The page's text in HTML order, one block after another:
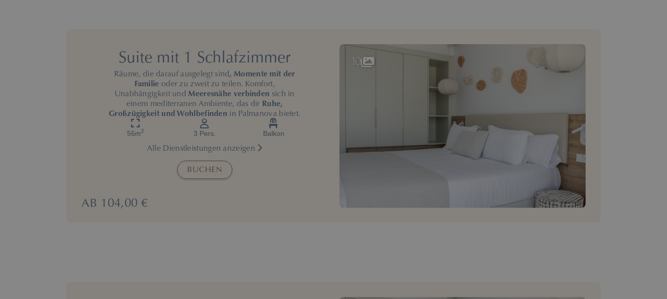
Suite mit 1 Schlafzimmer
Räume, die darauf ausgelegt sind, Momente mit der
Familie oder zu zweit zu teilen. Komfort,
Unabhängigkeit undMeeresnähe verbinden sich in
einem mediterranen Ambiente, das dir Ruhe,
Großzügigkeit und Wohlbefinden in Palmanova bietet.
56m2 3 Pers. Balkon
Alle Dienstleistungen anzeigen
BUCHEN
AB 104,00 €
10